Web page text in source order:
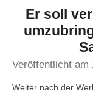
Er soll
Veröffentlicht am
Weiter nach der